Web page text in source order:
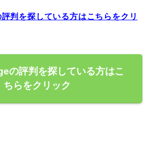
判を探している方はこちらをクリ
の評判を探している方はこ
ちらをクリック